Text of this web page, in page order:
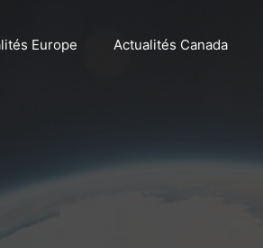
Europe Actualités Canada